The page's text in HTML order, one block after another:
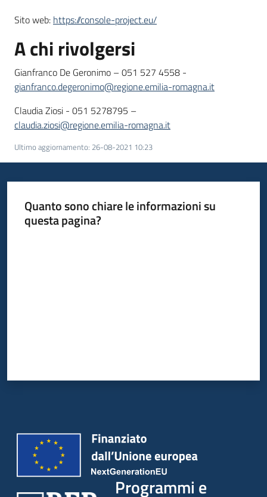
Sito web: https://console-project.eu/
A chi rivolgersi
Gianfranco De Geronimo – 051 527 4558 -
gianfranco.degeronimo@regione.emilia-romagna.it
Claudia Ziosi - 051 5278795 –
claudia.ziosi@regione.emilia-romagna.it
Ultimo aggiornamento: 26-08-2021 10:23
Quanto sono chiare le informazioni su
questa pagina?
Programmi e